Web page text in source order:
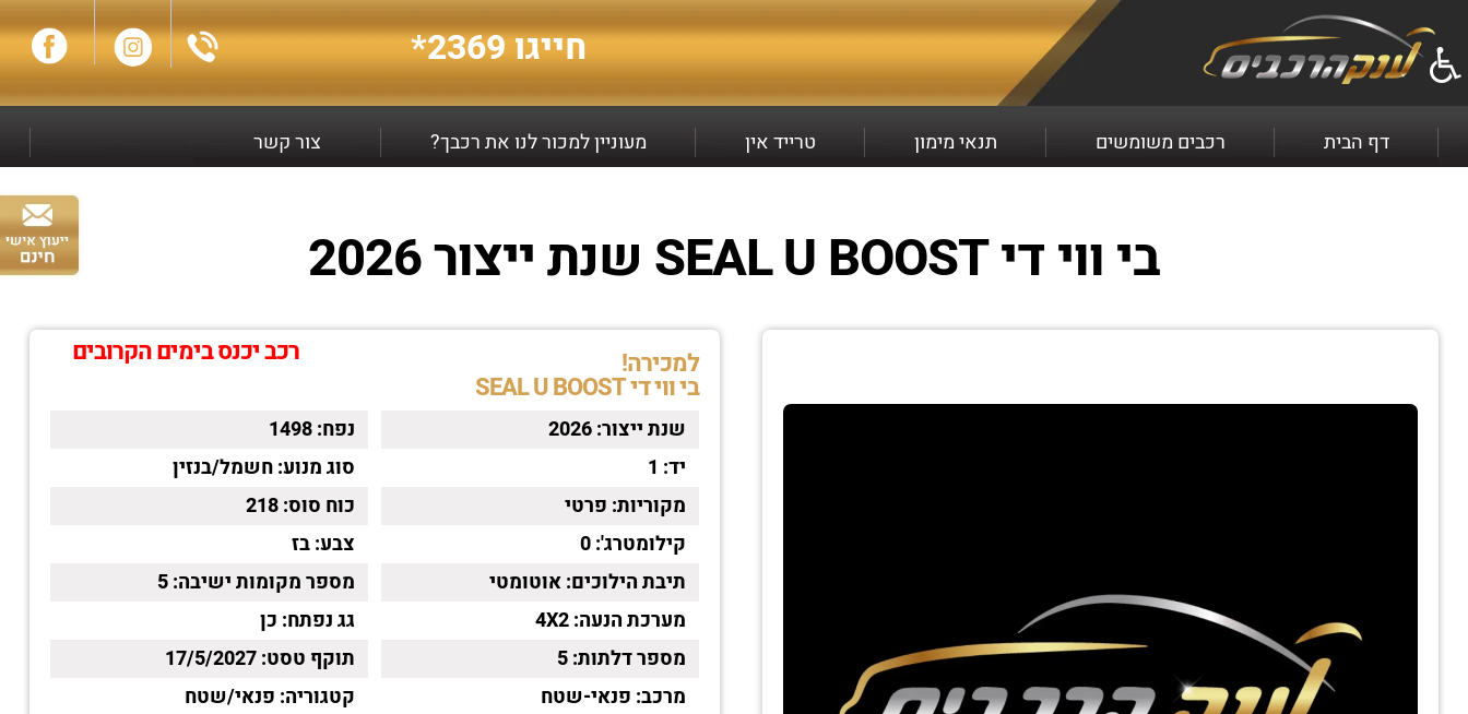
למכירה בי ווי די SEAL U שנת 2026 התקשרו עכשיו 2369*
חייגו2369*
דף הבית רכבים משומשים תנאי מימון טרייד אין מעוניין למכור לנו את רכבך? צור קשר
בי ווי די SEAL U BOOST שנת ייצור 2026
למכירה!
בי ווי די SEAL U BOOST
רכב יכנס בימים הקרובים
שנת ייצור:2026
יד: 1
מקוריות: פרטי
קילומטרג':0
תיבת הילוכים:אוטומטי
מערכת הנעה:4X2
מספר דלתות:5
מרכב: פנאי-שטח
נפח:1498
סוג מנוע:חשמל/בנזין
כוח סוס:218
צבע:בז
מספר מקומות ישיבה:5
גג נפתח: כן
תוקף טסט:17/5/2027
קטגוריה: פנאי/שטח